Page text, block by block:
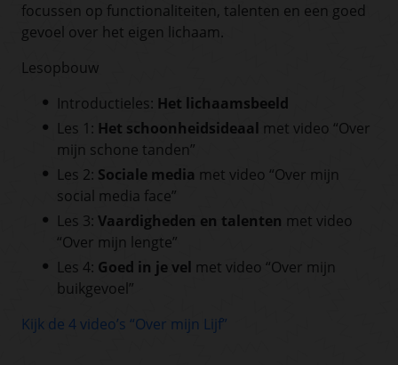
focussen op functionaliteiten, talenten en een goed
gevoel over het eigen lichaam.
Lesopbouw
Introductieles: Het lichaamsbeeld
Les 1: Het schoonheidsideaal met video “Over
mijn schone tanden”
Les 2: Sociale media met video “Over mijn
social media face”
Les 3: Vaardigheden en talenten met video
“Over mijn lengte”
Les 4: Goed in je vel met video “Over mijn
buikgevoel”
Kijk de 4 video’s “Over mijn Lijf”